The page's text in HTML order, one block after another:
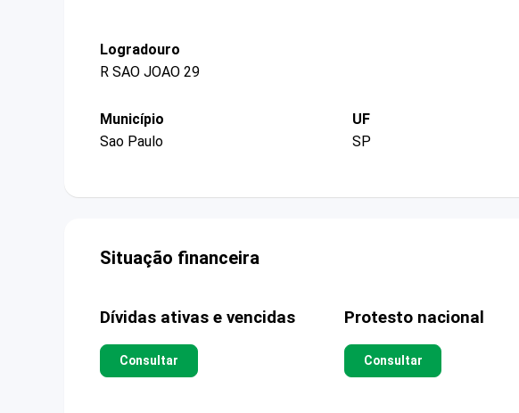
Logradouro
R SAO JOAO 29
Município
Sao Paulo
UF
SP
Situação financeira
Dívidas ativas e vencidas
Consultar
Protesto nacional
Consultar